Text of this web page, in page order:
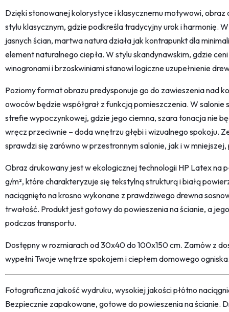
Dzięki stonowanej kolorystyce i klasycznemu motywowi, obraz
stylu klasycznym, gdzie podkreśla tradycyjny urok i harmonię.
jasnych ścian, martwa natura działa jak kontrapunkt dla
element naturalnego ciepła. W stylu skandynawskim, gdzie
winogronami i brzoskwiniami stanowi logiczne uzupełnienie
Poziomy format obrazu predysponuje go do zawieszenia nad
owoców będzie współgrał z funkcją pomieszczenia. W salonie
strefie wypoczynkowej, gdzie jego ciemna, szara tonacja nie
wręcz przeciwnie – doda wnętrzu głębi i wizualnego spokoju.
sprawdzi się zarówno w przestronnym salonie, jak i w
Obraz drukowany jest w ekologicznej technologii HP Latex na
g/m², które charakteryzuje się tekstylną strukturą i białą
naciągnięto na krosno wykonane z prawdziwego drewna
trwałość. Produkt jest gotowy do powieszenia na ścianie, a
podczas transportu.
Dostępny w rozmiarach od 30x40 do 100x150 cm. Zamów z
wypełni Twoje wnętrze spokojem i ciepłem domowego
Fotograficzna jakość wydruku, wysokiej jakości płótno
Bezpiecznie zapakowane, gotowe do powieszenia na ścianie.